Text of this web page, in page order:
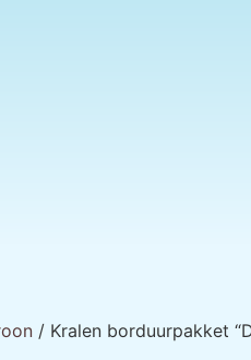
/ Kralen borduurpakket